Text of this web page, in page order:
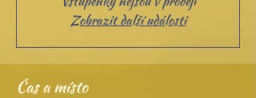
Zobrazit další události
Čas a místo